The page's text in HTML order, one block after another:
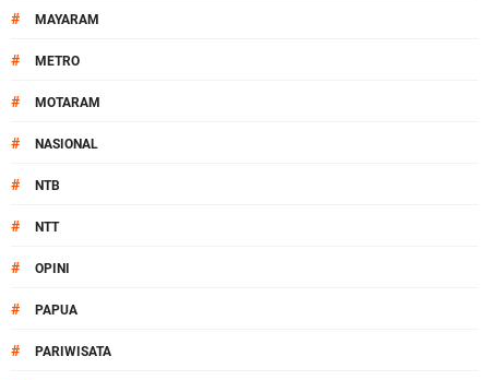
# MAYARAM
# METRO
# MOTARAM
# NASIONAL
# NTB
# NTT
# OPINI
# PAPUA
# PARIWISATA